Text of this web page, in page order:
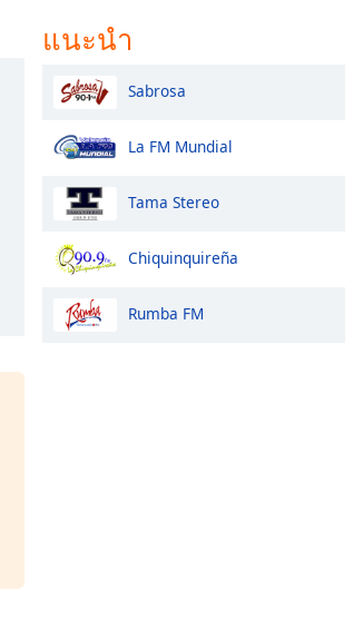
แนะนำ
Sabrosa
La FM Mundial
Tama Stereo
Chiquinquireña
Rumba FM